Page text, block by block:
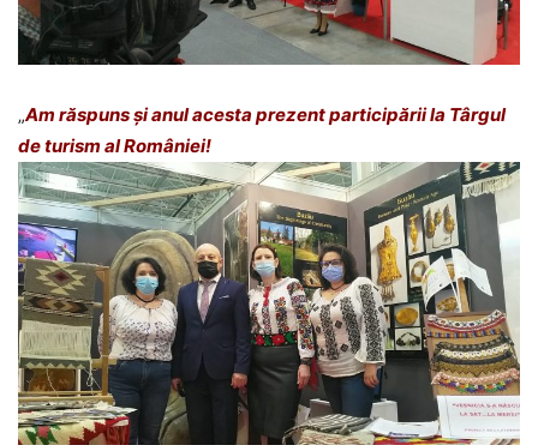
„Am răspuns și anul acesta prezent participării la Târgul
de turism al României!